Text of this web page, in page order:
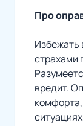
Про
Избежать
страхами
вредит.